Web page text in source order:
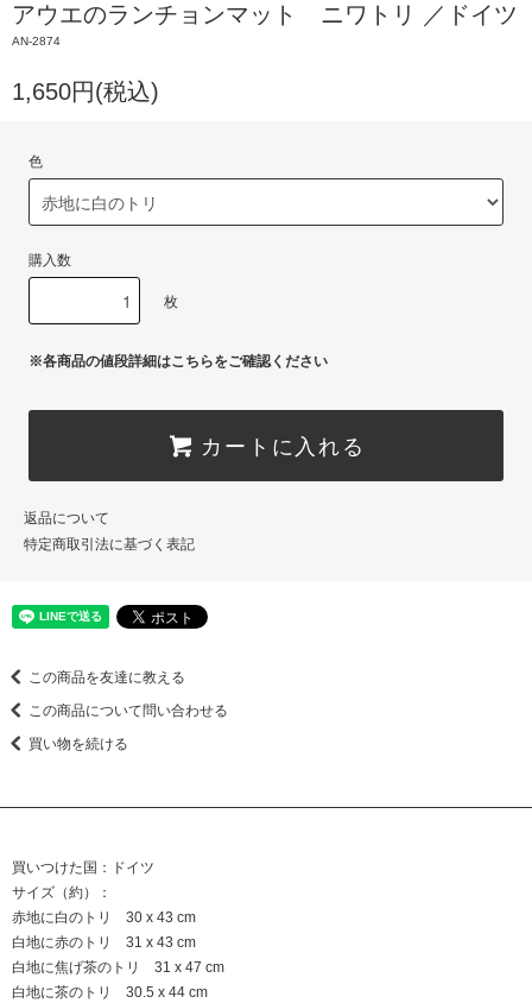
アウエのランチョンマット ニワトリ ／ドイツ
AN-2874
1,650円(税込)
色
購入数
枚
※各商品の値段詳細はこちらをご確認ください
カートに入れる
返品について
特定商取引法に基づく表記
この商品を友達に教える
この商品について問い合わせる
買い物を続ける
買いつけた国：ドイツ
サイズ（約）：
赤地に白のトリ 30 x 43 cm
白地に赤のトリ 31 x 43 cm
白地に焦げ茶のトリ 31 x 47 cm
白地に茶のトリ 30.5 x 44 cm